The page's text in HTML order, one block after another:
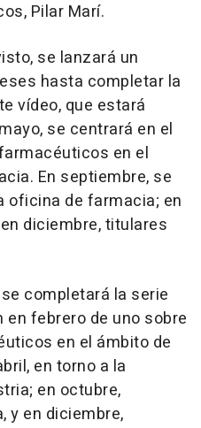
Pilar Marí.
se lanzará un
hasta completar la
vídeo, que estará
se centrará en el
en el
En septiembre, se
oficina de farmacia; en
diciembre, titulares
completará la serie
febrero de uno sobre
en el ámbito de
en torno a la
en octubre,
y en diciembre,